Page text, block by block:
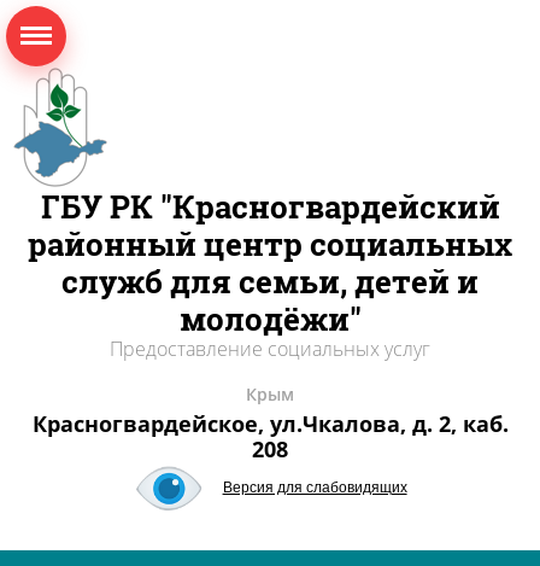
ГБУ РК "Красногвардейский
районный центр социальных
служб для семьи, детей и
молодёжи"
Предоставление социальных услуг
Крым
Красногвардейское, ул.Чкалова, д. 2, каб.
208
Версия для слабовидящих